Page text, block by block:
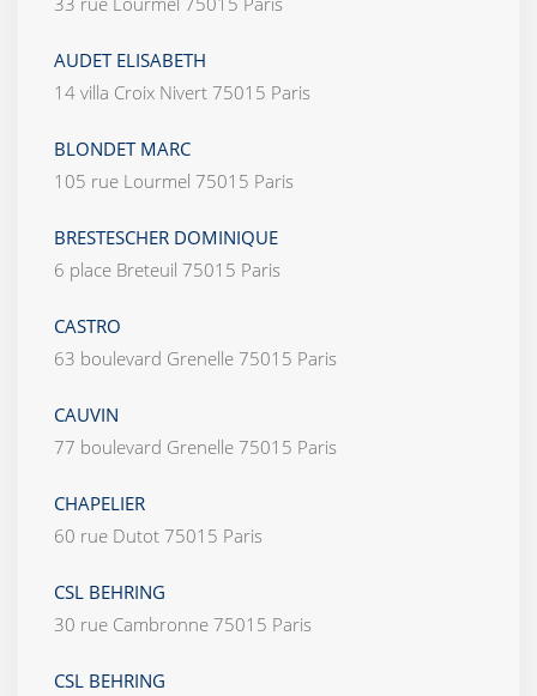
AUDET ELISABETH
14 villa Croix Nivert 75015 Paris
BLONDET MARC
105 rue Lourmel 75015 Paris
BRESTESCHER DOMINIQUE
6 place Breteuil 75015 Paris
CASTRO
63 boulevard Grenelle 75015 Paris
CAUVIN
77 boulevard Grenelle 75015 Paris
CHAPELIER
60 rue Dutot 75015 Paris
CSL BEHRING
30 rue Cambronne 75015 Paris
CSL BEHRING